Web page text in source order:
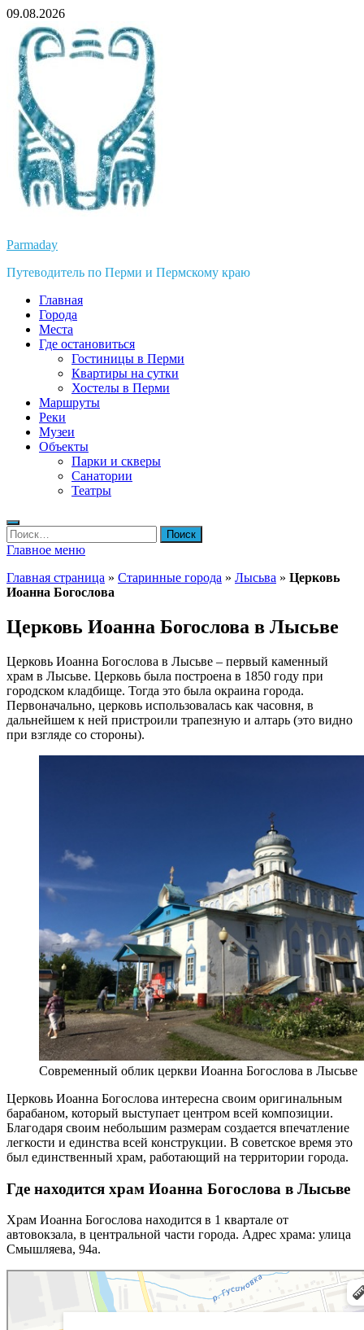
Перейти
содержимому
09.08.2026
Parmaday
Путеводитель по Перми и Пермскому краю
Главная
Города
Места
Где остановиться
Гостиницы в Перми
Квартиры на сутки
Хостелы в Перми
Маршруты
Реки
Музеи
Объекты
Парки и скверы
Санатории
Театры
Найти:
Главное меню
Главная страница » Старинные города » Лысьва » Церковь
Иоанна Богослова
Церковь Иоанна Богослова в Лысьве
Церковь Иоанна Богослова в Лысьве – первый каменный
храм в Лысьве. Церковь была построена в 1850 году при
городском кладбище. Тогда это была окраина города.
Первоначально, церковь использовалась как часовня, в
дальнейшем к ней пристроили трапезную и алтарь (это видно
при взгляде со стороны).
Современный облик церкви Иоанна Богослова в Лысьве
Церковь Иоанна Богослова интересна своим оригинальным
барабаном, который выступает центром всей композиции.
Благодаря своим небольшим размерам создается впечатление
легкости и единства всей конструкции. В советское время это
был единственный храм, работающий на территории города.
Где находится храм Иоанна Богослова в Лысьве
Храм Иоанна Богослова находится в 1 квартале от
автовокзала, в центральной части города. Адрес храма: улица
Смышляева, 94а.